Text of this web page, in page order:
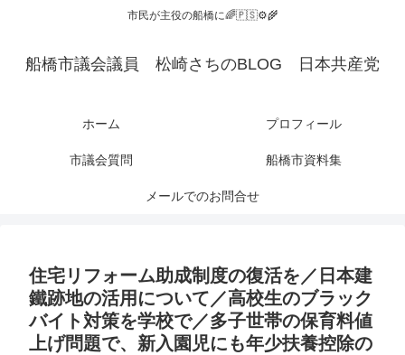
市民が主役の船橋に🌈🇵🇸⚙️🌾
船橋市議会議員 松崎さちのBLOG 日本共産党
ホーム プロフィール
市議会質問 船橋市資料集
メールでのお問合せ
住宅リフォーム助成制度の復活を／日本建
鐵跡地の活用について／高校生のブラック
バイト対策を学校で／多子世帯の保育料値
上げ問題で、新入園児にも年少扶養控除の